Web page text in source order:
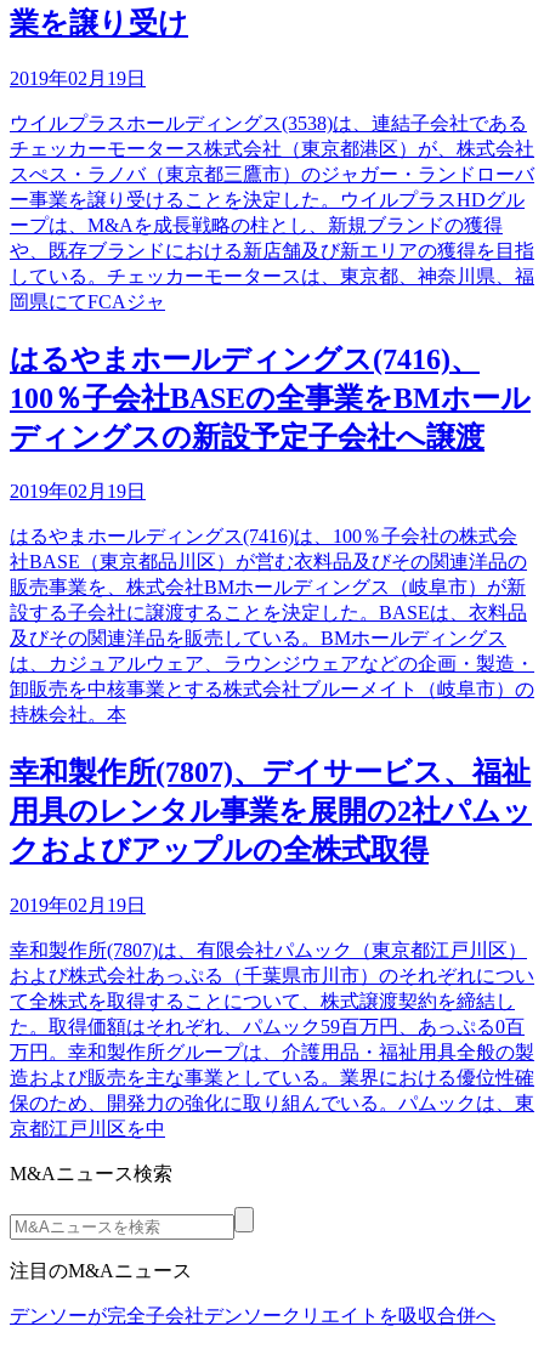
業を譲り受け
2019年02月19日
ウイルプラスホールディングス(3538)は、連結子会社である
チェッカーモータース株式会社（東京都港区）が、株式会社
スぺス・ラノバ（東京都三鷹市）のジャガー・ランドローバ
ー事業を譲り受けることを決定した。ウイルプラスHDグル
ープは、M&Aを成長戦略の柱とし、新規ブランドの獲得
や、既存ブランドにおける新店舗及び新エリアの獲得を目指
している。チェッカーモータースは、東京都、神奈川県、福
岡県にてFCAジャ
はるやまホールディングス(7416)、
100％子会社BASEの全事業をBMホール
ディングスの新設予定子会社へ譲渡
2019年02月19日
はるやまホールディングス(7416)は、100％子会社の株式会
社BASE（東京都品川区）が営む衣料品及びその関連洋品の
販売事業を、株式会社BMホールディングス（岐阜市）が新
設する子会社に譲渡することを決定した。BASEは、衣料品
及びその関連洋品を販売している。BMホールディングス
は、カジュアルウェア、ラウンジウェアなどの企画・製造・
卸販売を中核事業とする株式会社ブルーメイト（岐阜市）の
持株会社。本
幸和製作所(7807)、デイサービス、福祉
用具のレンタル事業を展開の2社パムッ
クおよびアップルの全株式取得
2019年02月19日
幸和製作所(7807)は、有限会社パムック（東京都江戸川区）
および株式会社あっぷる（千葉県市川市）のそれぞれについ
て全株式を取得することについて、株式譲渡契約を締結し
た。取得価額はそれぞれ、パムック59百万円、あっぷる0百
万円。幸和製作所グループは、介護用品・福祉用具全般の製
造および販売を主な事業としている。業界における優位性確
保のため、開発力の強化に取り組んでいる。パムックは、東
京都江戸川区を中
M&Aニュース検索
注目のM&Aニュース
デンソーが完全子会社デンソークリエイトを吸収合併へ